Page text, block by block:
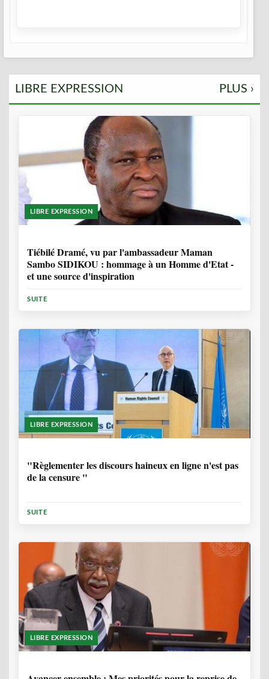
LIBRE EXPRESSION PLUS ›
LIBRE EXPRESSION
Tiébilé Dramé, vu par l'ambassadeur Maman
Sambo SIDIKOU : hommage à un Homme d'Etat -
et une source d'inspiration
SUITE
LIBRE EXPRESSION
"Règlementer les discours haineux en ligne n'est pas
de la censure "
SUITE
LIBRE EXPRESSION